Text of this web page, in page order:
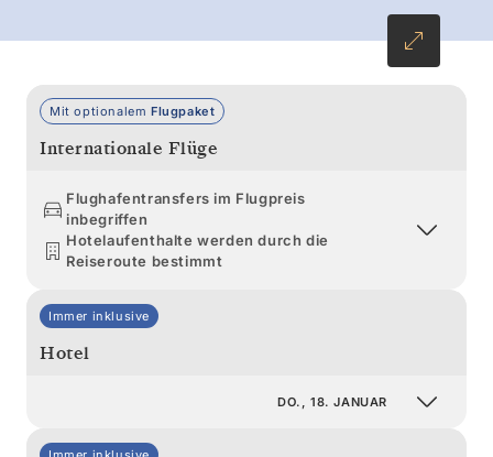
Mit optionalem Flugpaket
Internationale Flüge
Flughafentransfers im Flugpreis
inbegriffen
Hotelaufenthalte werden durch die
Reiseroute bestimmt
Immer inklusive
Hotel
DO., 18. JANUAR